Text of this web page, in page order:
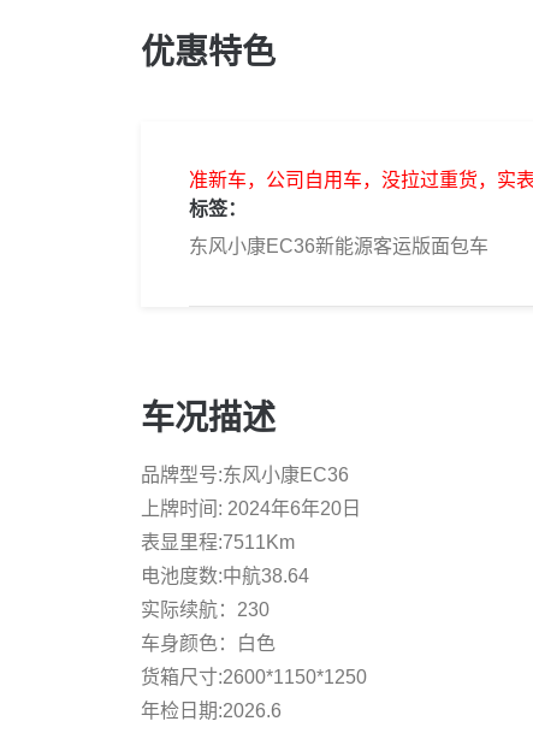
优惠特色
准新车，公司自用车，没拉过重货，实
标签：
东风小康EC36新能源客运版面包车
车况描述
品牌型号:东风小康EC36
上牌时间: 2024年6年20日
表显里程:7511Km
电池度数:中航38.64
实际续航：230
车身颜色：白色
货箱尺寸:2600*1150*1250
年检日期:2026.6